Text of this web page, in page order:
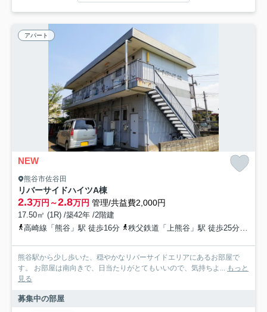
アパート
NEW
熊谷市佐谷田
リバーサイドハイツA棟
2.3万円～2.8万円 管理/共益費2,000円
17.50㎡ (1R) /築42年 /2階建
高崎線「熊谷」駅 徒歩16分
秩父鉄道「上熊谷」駅 徒歩25分
熊谷駅から少し歩いた、穏やかなリバーサイドエリアにあるお部屋で
す。 お部屋は南向きで、日当たりがとてもいいので、気持ちよ...
もっと
見る
募集中の部屋